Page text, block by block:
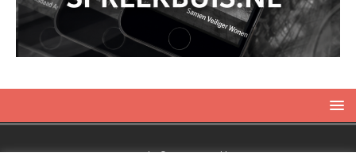
Copyright © 2019 Spreekbuis